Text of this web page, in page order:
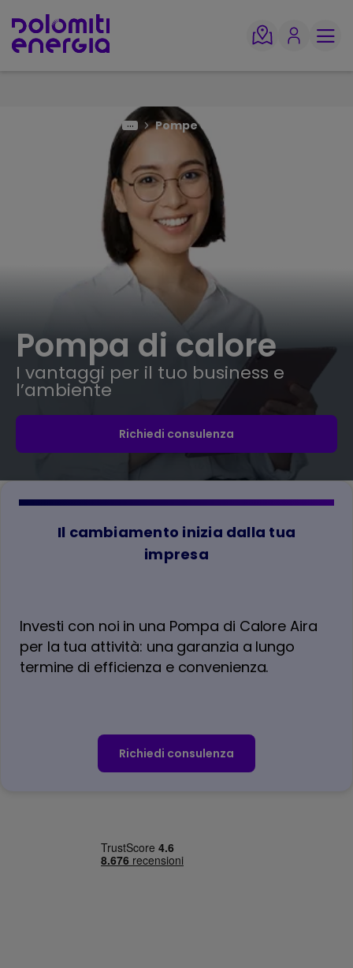
Pompe di calore
Pompa di calore
I vantaggi per il tuo business e
l’ambiente
Richiedi consulenza
Il cambiamento inizia dalla tua
impresa
Investi con noi in una Pompa di Calore Aira
per la tua attività: una garanzia a lungo
termine di efficienza e convenienza.
Richiedi consulenza